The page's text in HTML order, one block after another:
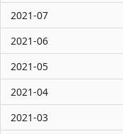
2021-07
2021-06
2021-05
2021-04
2021-03